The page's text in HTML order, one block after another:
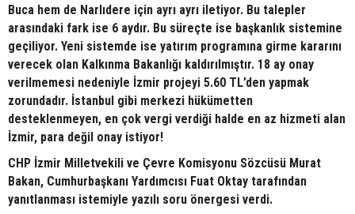
Buca hem de Narlıdere için ayrı ayrı iletiyor. Bu talepler
arasındaki fark ise 6 aydır. Bu süreçte ise başkanlık sistemine
geçiliyor. Yeni sistemde ise yatırım programına girme kararını
verecek olan Kalkınma Bakanlığı kaldırılmıştır. 18 ay onay
verilmemesi nedeniyle İzmir projeyi 5.60 TL’den yapmak
zorundadır. İstanbul gibi merkezi hükümetten
desteklenmeyen, en çok vergi verdiği halde en az hizmeti alan
İzmir, para değil onay istiyor!
CHP İzmir Milletvekili ve Çevre Komisyonu Sözcüsü Murat
Bakan, Cumhurbaşkanı Yardımcısı Fuat Oktay tarafından
yanıtlanması istemiyle yazılı soru önergesi verdi.